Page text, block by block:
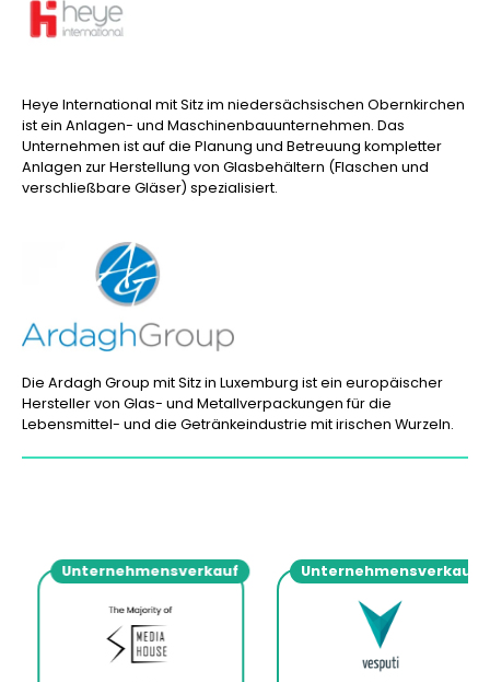
Heye International mit Sitz im niedersächsischen Obernkirchen
ist ein Anlagen- und Maschinenbauunternehmen. Das
Unternehmen ist auf die Planung und Betreuung kompletter
Anlagen zur Herstellung von Glasbehältern (Flaschen und
verschließbare Gläser) spezialisiert.
Die Ardagh Group mit Sitz in Luxemburg ist ein europäischer
Hersteller von Glas- und Metallverpackungen für die
Lebensmittel- und die Getränkeindustrie mit irischen Wurzeln.
Unternehmensverkauf Unternehmensverkauf